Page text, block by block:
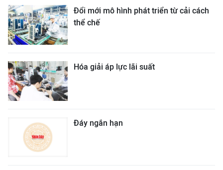
Đổi mới mô hình phát triển từ cải cách
thể chế
Hóa giải áp lực lãi suất
Đáy ngắn hạn